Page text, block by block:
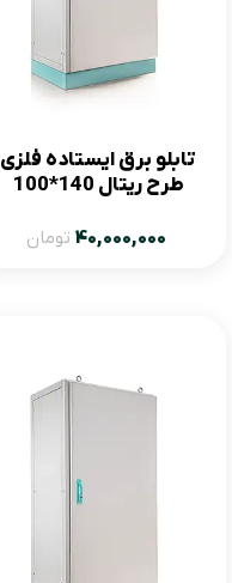
تابلو برق ایستاده فلزی
طرح ریتال 140*100
40,000,000 تومان